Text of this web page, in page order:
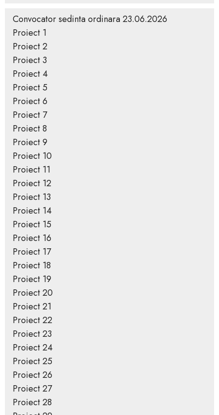
Convocator sedinta ordinara 23.06.2026
Proiect 1
Proiect 2
Proiect 3
Proiect 4
Proiect 5
Proiect 6
Proiect 7
Proiect 8
Proiect 9
Proiect 10
Proiect 11
Proiect 12
Proiect 13
Proiect 14
Proiect 15
Proiect 16
Proiect 17
Proiect 18
Proiect 19
Proiect 20
Proiect 21
Proiect 22
Proiect 23
Proiect 24
Proiect 25
Proiect 26
Proiect 27
Proiect 28